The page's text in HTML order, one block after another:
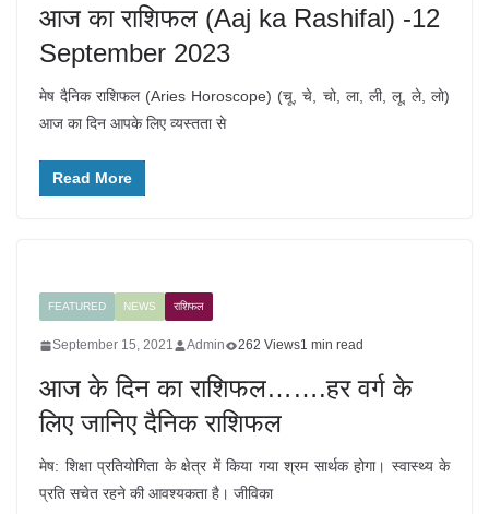
आज का राशिफल (Aaj ka Rashifal) -12
September 2023
मेष दैनिक राशिफल (Aries Horoscope) (चू, चे, चो, ला, ली, लू, ले, लो)
आज का दिन आपके लिए व्यस्तता से
Read More
FEATURED NEWS राशिफल
September 15, 2021 Admin 262 Views1 min read
आज के दिन का राशिफल…….हर वर्ग के
लिए जानिए दैनिक राशिफल
मेष: शिक्षा प्रतियोगिता के क्षेत्र में किया गया श्रम सार्थक होगा। स्वास्थ्य के
प्रति सचेत रहने की आवश्यकता है। जीविका